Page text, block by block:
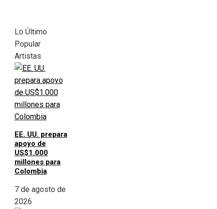
Lo Último
Popular
Artistas
EE. UU. prepara
apoyo de
US$1.000
millones para
Colombia
7 de agosto de
2026